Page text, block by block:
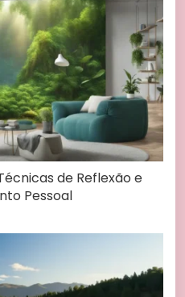
de Reflexão e
Pessoal